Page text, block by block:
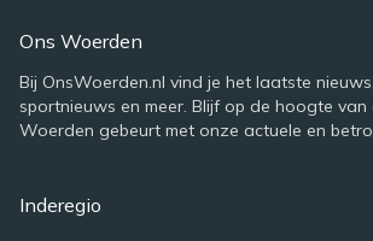
Ons Woerden
Bij OnsWoerden.nl vind je het laatste
sportnieuws en meer. Blijf op de hoogte
Woerden gebeurt met onze actuele en
Inderegio